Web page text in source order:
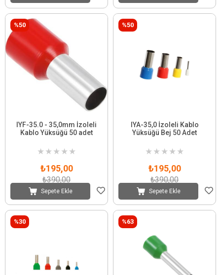
IYF-35.0 - 35,0mm İzoleli
Kablo Yüksüğü 50 adet
★ ★ ★ ★ ★
₺195,00
₺390,00
Sepete Ekle
%50
IYA-35,0 İzoleli Kablo
Yüksüğü Bej 50 Adet
★ ★ ★ ★ ★
₺195,00
₺390,00
Sepete Ekle
%50
%30 %63